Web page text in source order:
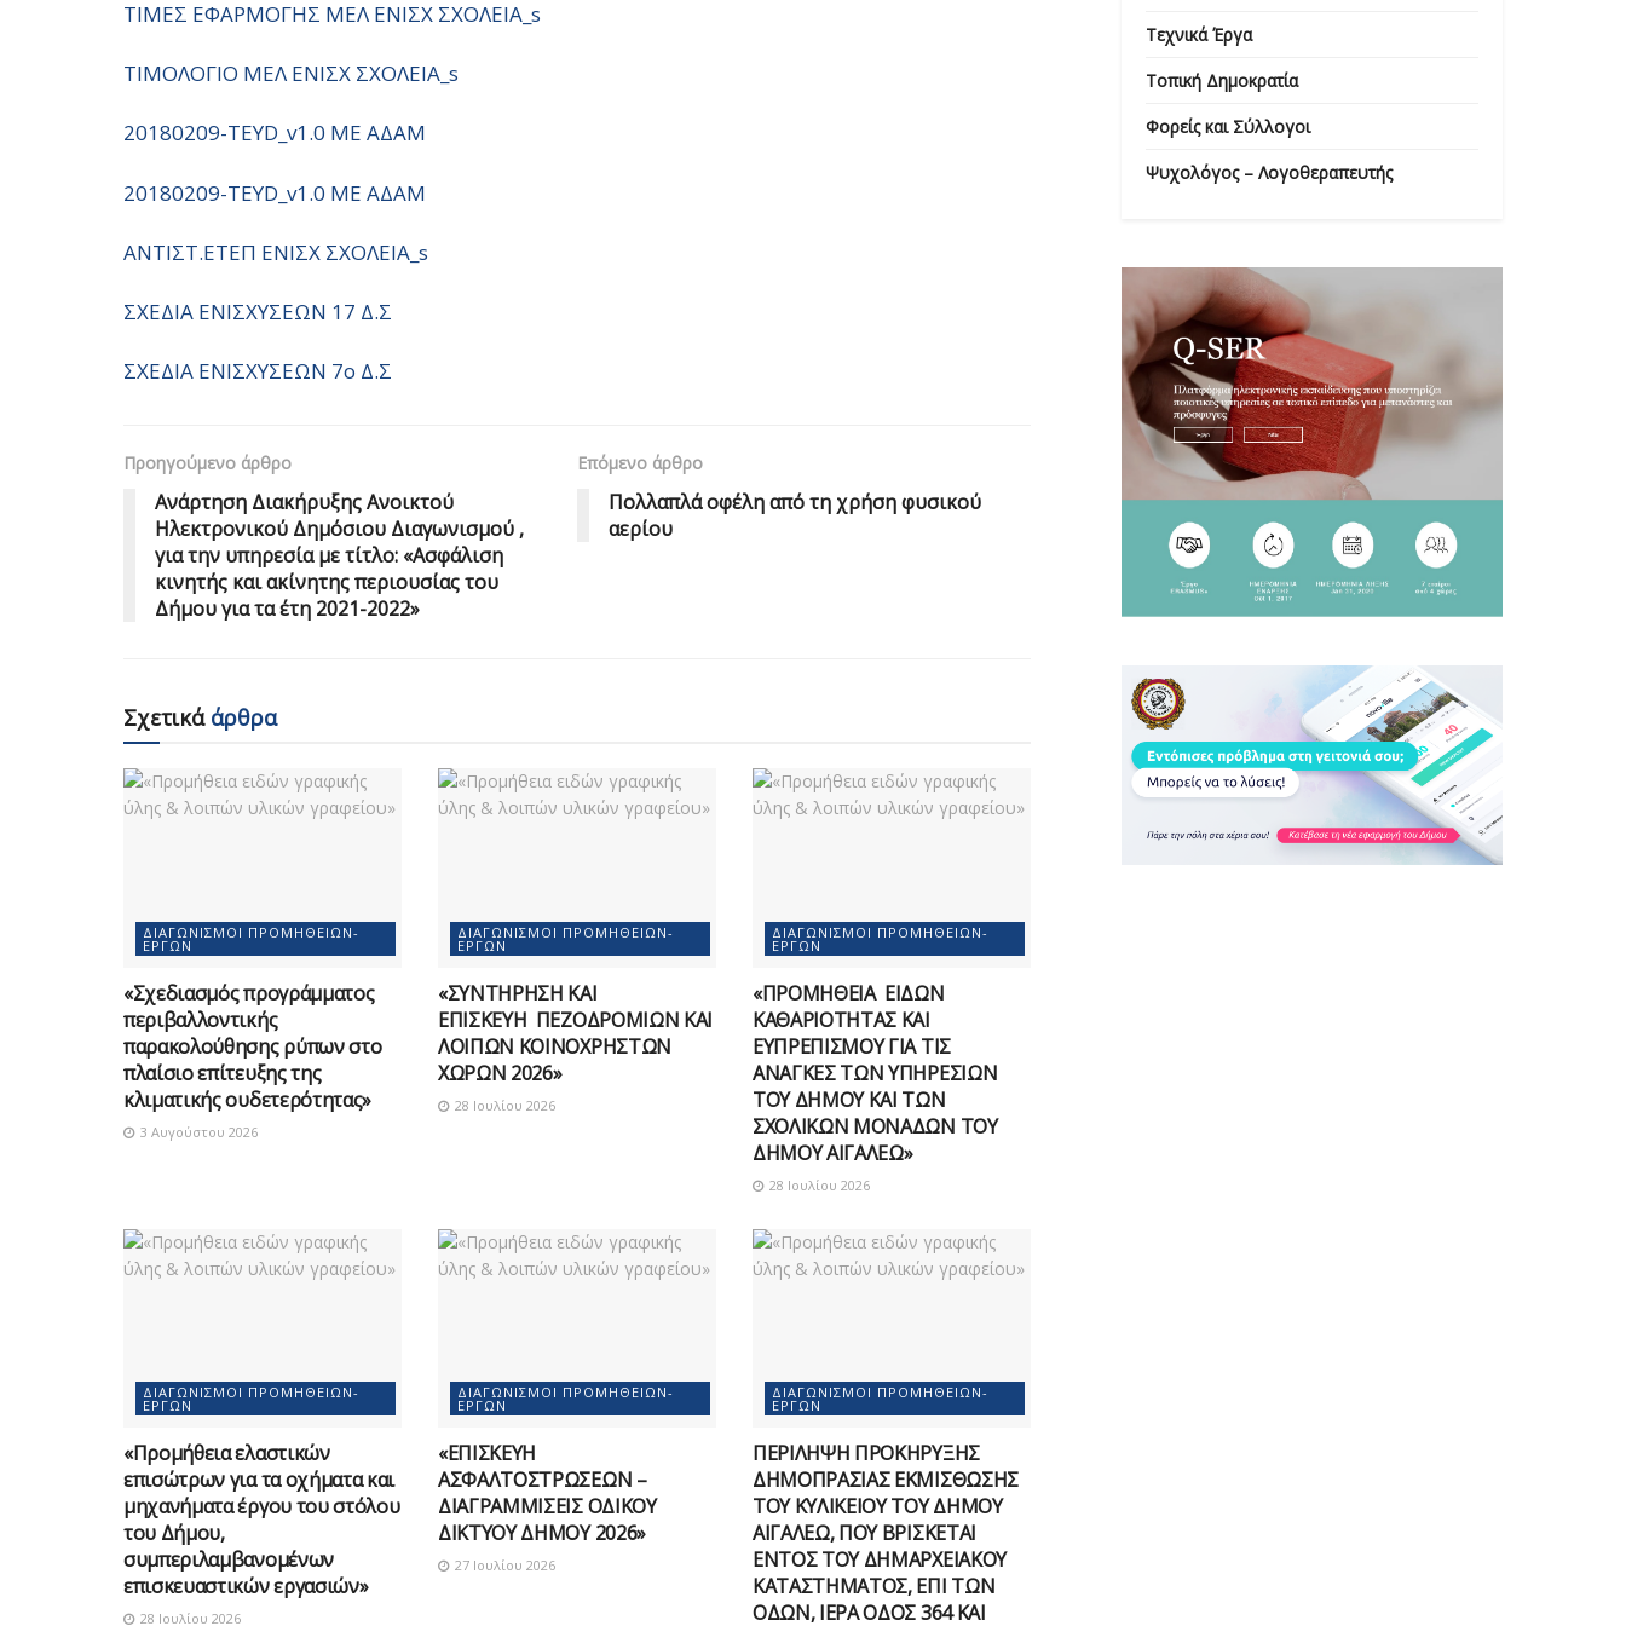
ΤΙΜΕΣ ΕΦΑΡΜΟΓΗΣ ΜΕΛ ΕΝΙΣΧ ΣΧΟΛΕΙΑ_s
ΤΙΜΟΛΟΓΙΟ ΜΕΛ ΕΝΙΣΧ ΣΧΟΛΕΙΑ_s
20180209-TEYD_v1.0 ΜΕ ΑΔΑΜ
20180209-TEYD_v1.0 ΜΕ ΑΔΑΜ
ΑΝΤΙΣΤ.ΕΤΕΠ ΕΝΙΣΧ ΣΧΟΛΕΙΑ_s
ΣΧΕΔΙΑ ΕΝΙΣΧΥΣΕΩΝ 17 Δ.Σ
ΣΧΕΔΙΑ ΕΝΙΣΧΥΣΕΩΝ 7ο Δ.Σ
Προηγούμενο άρθρο
Ανάρτηση Διακήρυξης Ανοικτού
Ηλεκτρονικού Δημόσιου Διαγωνισμού ,
για την υπηρεσία με τίτλο: «Ασφάλιση
κινητής και ακίνητης περιουσίας του
Δήμου για τα έτη 2021-2022»
Επόμενο άρθρο
Πολλαπλά οφέλη από τη χρήση φυσικού
αερίου
Σχετικάάρθρα
ΔΙΑΓΩΝΙΣΜΟΊ ΠΡΟΜΗΘΕΙΏΝ-
ΈΡΓΩΝ
«Σχεδιασμός προγράμματος
περιβαλλοντικής
παρακολούθησης ρύπων στο
πλαίσιο επίτευξης της
κλιματικής ουδετερότητας»
3 Αυγούστου 2026
ΔΙΑΓΩΝΙΣΜΟΊ ΠΡΟΜΗΘΕΙΏΝ-
ΈΡΓΩΝ
«ΣΥΝΤΗΡΗΣΗ ΚΑΙ
ΕΠΙΣΚΕΥΗ ΠΕΖΟΔΡΟΜΙΩΝ ΚΑΙ
ΛΟΙΠΩΝ ΚΟΙΝΟΧΡΗΣΤΩΝ
ΧΩΡΩΝ 2026»
28 Ιουλίου 2026
ΔΙΑΓΩΝΙΣΜΟΊ ΠΡΟΜΗΘΕΙΏΝ-
ΈΡΓΩΝ
«ΠΡΟΜΗΘΕΙΑ ΕΙΔΩΝ
ΚΑΘΑΡΙΟΤΗΤΑΣ ΚΑΙ
ΕΥΠΡΕΠΙΣΜΟΥ ΓΙΑ ΤΙΣ
ΑΝΑΓΚΕΣ ΤΩΝ ΥΠΗΡΕΣΙΩΝ
ΤΟΥ ΔΗΜΟΥ ΚΑΙ ΤΩΝ
ΣΧΟΛΙΚΩΝ ΜΟΝΑΔΩΝ ΤΟΥ
ΔΗΜΟΥ ΑΙΓΑΛΕΩ»
28 Ιουλίου 2026
ΔΙΑΓΩΝΙΣΜΟΊ ΠΡΟΜΗΘΕΙΏΝ-
ΈΡΓΩΝ
«Προμήθεια ελαστικών
επισώτρων για τα οχήματα και
μηχανήματα έργου του στόλου
του Δήμου,
συμπεριλαμβανομένων
επισκευαστικών εργασιών»
28 Ιουλίου 2026
ΔΙΑΓΩΝΙΣΜΟΊ ΠΡΟΜΗΘΕΙΏΝ-
ΈΡΓΩΝ
«ΕΠΙΣΚΕΥΗ
ΑΣΦΑΛΤΟΣΤΡΩΣΕΩΝ –
ΔΙΑΓΡΑΜΜΙΣΕΙΣ ΟΔΙΚΟΥ
ΔΙΚΤΥΟΥ ΔΗΜΟΥ 2026»
27 Ιουλίου 2026
ΔΙΑΓΩΝΙΣΜΟΊ ΠΡΟΜΗΘΕΙΏΝ-
ΈΡΓΩΝ
ΠΕΡΙΛΗΨΗ ΠΡΟΚΗΡΥΞΗΣ
ΔΗΜΟΠΡΑΣΙΑΣ ΕΚΜΙΣΘΩΣΗΣ
ΤΟΥ ΚΥΛΙΚΕΙΟΥ ΤΟΥ ΔΗΜΟΥ
ΑΙΓΑΛΕΩ, ΠΟΥ ΒΡΙΣΚΕΤΑΙ
ΕΝΤΟΣ ΤΟΥ ΔΗΜΑΡΧEΙΑΚΟΥ
ΚΑΤΑΣΤΗΜΑΤΟΣ, ΕΠΙ ΤΩΝ
ΟΔΩΝ, ΙΕΡΑ ΟΔΟΣ 364 ΚΑΙ
Τεχνικά Έργα
Τοπική Δημοκρατία
Φορείς και Σύλλογοι
Ψυχολόγος – Λογοθεραπευτής